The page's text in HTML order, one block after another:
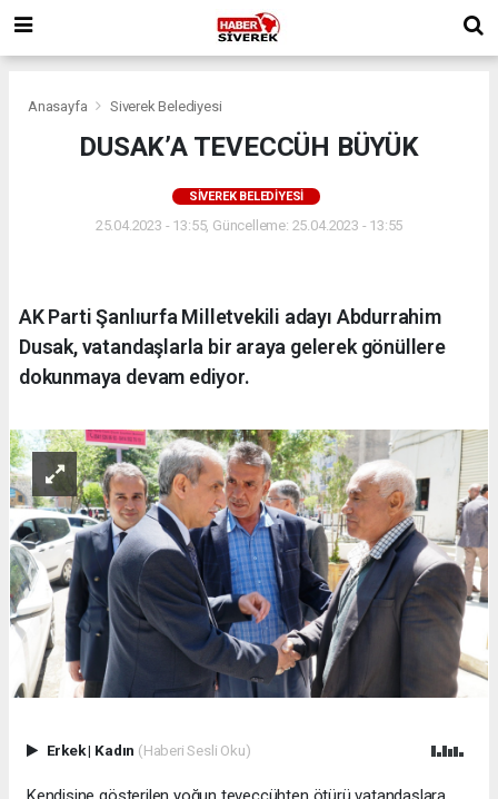
Anasayfa Siverek Belediyesi
DUSAK’A TEVECCÜH BÜYÜK
SIVEREK BELEDIYESI
25.04.2023 - 13:55, Güncelleme: 25.04.2023 - 13:55
AK Parti Şanlıurfa Milletvekili adayı Abdurrahim
Dusak, vatandaşlarla bir araya gelerek gönüllere
dokunmaya devam ediyor.
Erkek| Kadın (Haberi Sesli Oku)